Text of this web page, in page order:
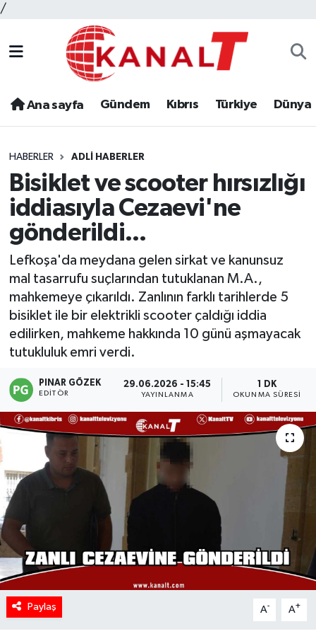
/
Ana sayfa Gündem Kıbrıs Türkiye Dünya
HABERLER ADLI HABERLER
Bisiklet ve scooter hırsızlığı
iddiasıyla Cezaevi'ne
gönderildi...
Lefkoşa'da meydana gelen sirkat ve kanunsuz
mal tasarrufu suçlarından tutuklanan M.A.,
mahkemeye çıkarıldı. Zanlının farklı tarihlerde 5
bisiklet ile bir elektrikli scooter çaldığı iddia
edilirken, mahkeme hakkında 10 günü aşmayacak
tutukluluk emri verdi.
PINAR GÖZEK
EDITÖR
29.06.2026 - 15:45
YAYINLANMA
1 DK
OKUNMA SÜRESI
Paylaş A- A+